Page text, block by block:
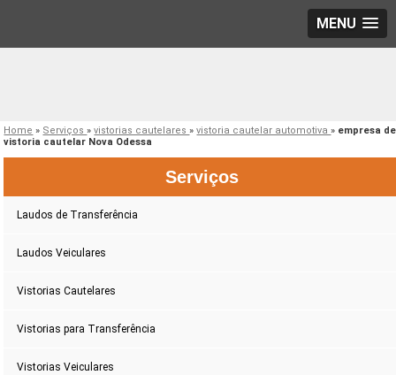
MENU
Home » Serviços»vistorias cautelares»vistoria cautelar automotiva» empresa de
vistoria cautelar Nova Odessa
Serviços
Laudos de Transferência
Laudos Veiculares
Vistorias Cautelares
Vistorias para Transferência
Vistorias Veiculares